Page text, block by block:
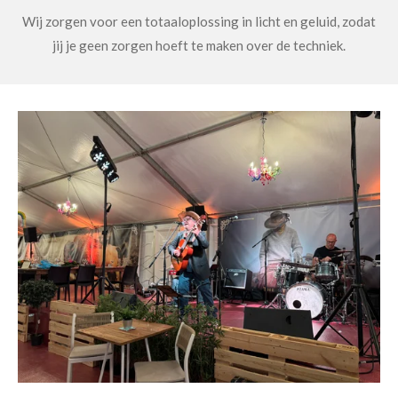
Wij zorgen voor een totaaloplossing in licht en geluid, zodat
jij je geen zorgen hoeft te maken over de techniek.